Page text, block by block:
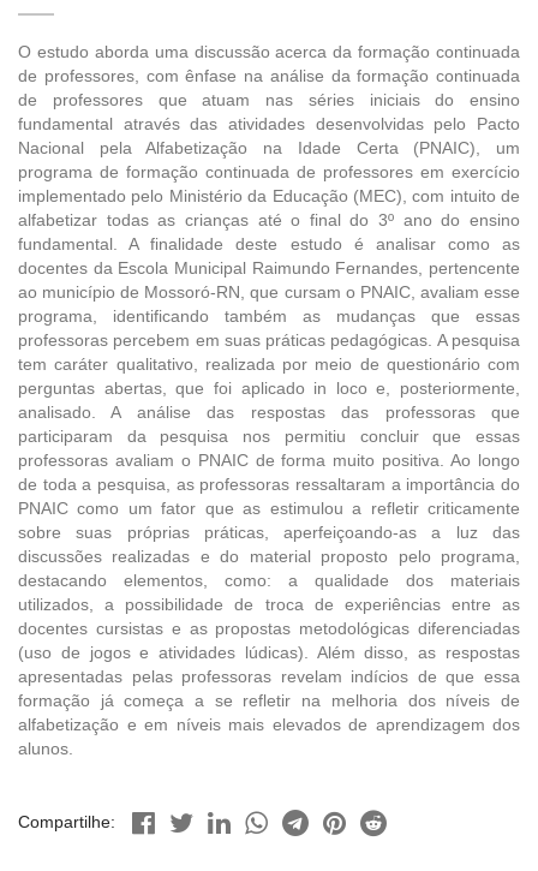
O estudo aborda uma discussão acerca da formação continuada
de professores, com ênfase na análise da formação continuada
de professores que atuam nas séries iniciais do ensino
fundamental através das atividades desenvolvidas pelo Pacto
Nacional pela Alfabetização na Idade Certa (PNAIC), um
programa de formação continuada de professores em exercício
implementado pelo Ministério da Educação (MEC), com intuito de
alfabetizar todas as crianças até o final do 3º ano do ensino
fundamental. A finalidade deste estudo é analisar como as
docentes da Escola Municipal Raimundo Fernandes, pertencente
ao município de Mossoró-RN, que cursam o PNAIC, avaliam esse
programa, identificando também as mudanças que essas
professoras percebem em suas práticas pedagógicas. A pesquisa
tem caráter qualitativo, realizada por meio de questionário com
perguntas abertas, que foi aplicado in loco e, posteriormente,
analisado. A análise das respostas das professoras que
participaram da pesquisa nos permitiu concluir que essas
professoras avaliam o PNAIC de forma muito positiva. Ao longo
de toda a pesquisa, as professoras ressaltaram a importância do
PNAIC como um fator que as estimulou a refletir criticamente
sobre suas próprias práticas, aperfeiçoando-as a luz das
discussões realizadas e do material proposto pelo programa,
destacando elementos, como: a qualidade dos materiais
utilizados, a possibilidade de troca de experiências entre as
docentes cursistas e as propostas metodológicas diferenciadas
(uso de jogos e atividades lúdicas). Além disso, as respostas
apresentadas pelas professoras revelam indícios de que essa
formação já começa a se refletir na melhoria dos níveis de
alfabetização e em níveis mais elevados de aprendizagem dos
alunos.
Compartilhe: